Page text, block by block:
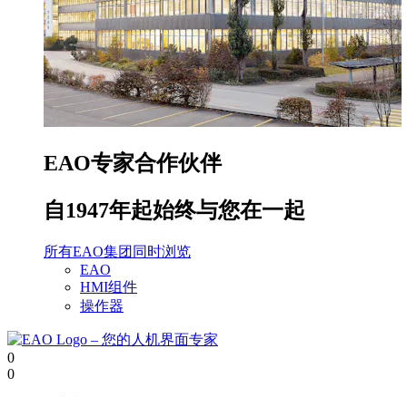
EAO专家合作伙伴
自1947年起始终与您在一起
所有EAO集团同时浏览
EAO
HMI组件
操作器
0
0